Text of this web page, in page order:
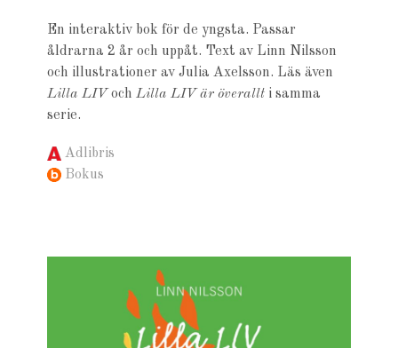
En interaktiv bok för de yngsta. Passar
åldrarna 2 år och uppåt. Text av Linn Nilsson
och illustrationer av Julia Axelsson. Läs även
Lilla LIVochLilla LIV är överallt i samma
serie.
Adlibris
Bokus